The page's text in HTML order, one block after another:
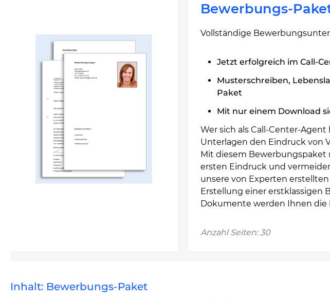
Bewerbungs-
Vollständige
Jetzt erfolgreich im Call-
Musterschreiben,
Paket
Mit nur einem Download
Wer sich als Call-Center-
Unterlagen den Eindruck von
Mit diesem Bewerbungspaket
ersten Eindruck und
unsere von Experten
Erstellung einer erstklassigen
Dokumente werden Ihnen
Anzahl Seiten: 30
Inhalt: Bewerbungs-Paket